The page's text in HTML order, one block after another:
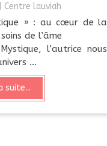
Centre lauviah
» : au cœur de la
de l’âme
l’autrice nous
...
suite...